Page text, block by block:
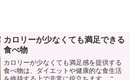
カロリーが少なくても満足できる
食べ物
カロリーが少なくても満足感を提供する
食べ物は、ダイエットや健康的な食生活